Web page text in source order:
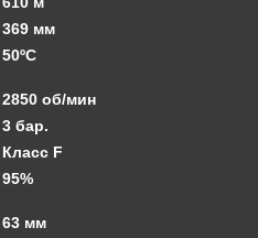
369 мм
50ºС
2850 об/мин
3 бар.
Класс F
95%
63 мм